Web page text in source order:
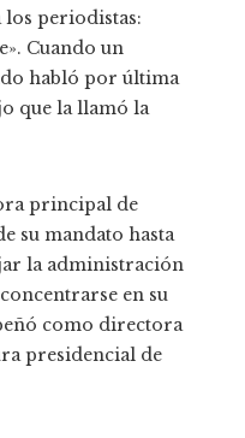
los periodistas:
Cuando un
habló por última
que la llamó la
principal de
su mandato hasta
la administración
en su
como directora
presidencial de